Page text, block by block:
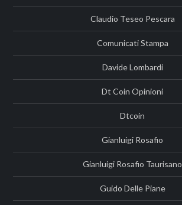
Claudio Teseo Pescara
Comunicati Stampa
Davide Lombardi
Dt Coin Opinioni
Dtcoin
Gianluigi Rosafio
Gianluigi Rosafio Taurisano
Guido Delle Piane